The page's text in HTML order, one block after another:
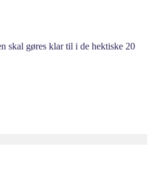
skal gøres klar til i de hektiske 20